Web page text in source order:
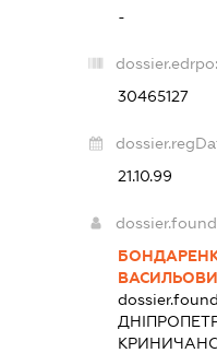
-
dossier.edrpo:
30465127
21.10.99